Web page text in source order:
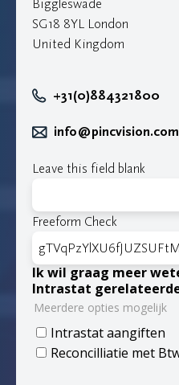
Biggleswade
SG18 8YL London
United Kingdom
+31(0)884321800
info@pincvision.com
Leave this field blank
Freeform Check